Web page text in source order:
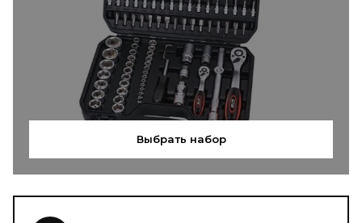
Выбрать набор